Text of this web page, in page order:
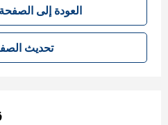
العودة إلى
تحديث الصفحة